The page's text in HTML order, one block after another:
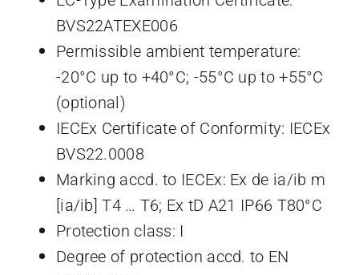
BVS22ATEXE006
Permissible ambient temperature:
-20°C up to +40°C; -55°C up to +55°C
(optional)
IECEx Certificate of Conformity: IECEx
BVS22.0008
Marking accd. to IECEx: Ex de ia/ib m
[ia/ib] T4 … T6; Ex tD A21 IP66 T80°C
Protection class: I
Degree of protection accd. to EN